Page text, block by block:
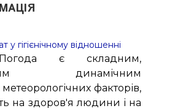
у гігієнічному відношенні
є складним,
динамічним
факторів,
на здоров'я людини і на